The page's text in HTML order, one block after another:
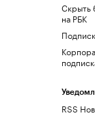
Скрыть
на РБК
RSS